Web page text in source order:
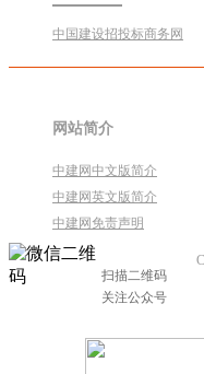
中国建设招投标商务网
网站简介
中建网中文版简介
中建网英文版简介
中建网免责声明
扫描二维码
关注公众号